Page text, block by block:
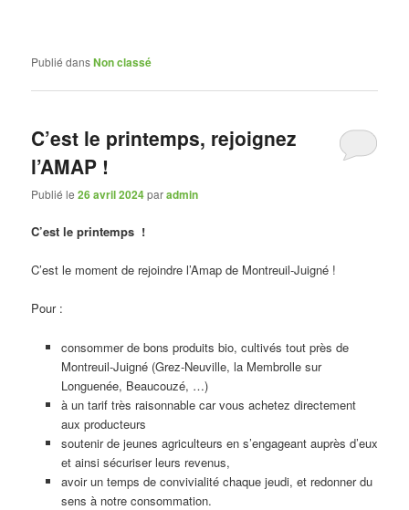
Publié dansNon classé
C’est le printemps, rejoignez
l’AMAP !
Publié le26 avril 2024paradmin
C’est le printemps !
C’est le moment de rejoindre l’Amap de Montreuil-Juigné !
Pour :
consommer de bons produits bio, cultivés tout près de
Montreuil-Juigné (Grez-Neuville, la Membrolle sur
Longuenée, Beaucouzé, …)
à un tarif très raisonnable car vous achetez directement
aux producteurs
soutenir de jeunes agriculteurs en s’engageant auprès d’eux
et ainsi sécuriser leurs revenus,
avoir un temps de convivialité chaque jeudi, et redonner du
sens à notre consommation.